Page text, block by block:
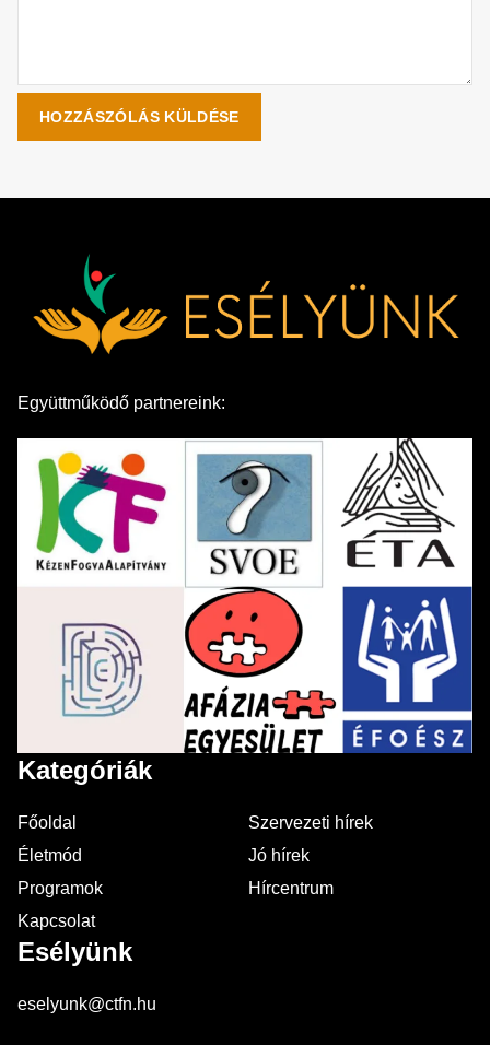
Együttműködő partnereink:
Kategóriák
Főoldal
Szervezeti hírek
Életmód
Jó hírek
Programok
Hírcentrum
Kapcsolat
Esélyünk
eselyunk@ctfn.hu